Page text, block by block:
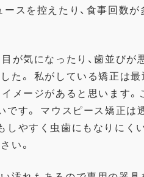
スを控えたり、食事回数
気になったり、歯並びが
た。 私がしている矯正は
メージがあると思います。
す。 マウスピース矯正は
やすく虫歯にもなりにく
い。